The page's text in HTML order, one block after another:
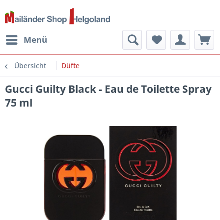
Menü
Übersicht Düfte
Gucci Guilty Black - Eau de Toilette Spray
75 ml